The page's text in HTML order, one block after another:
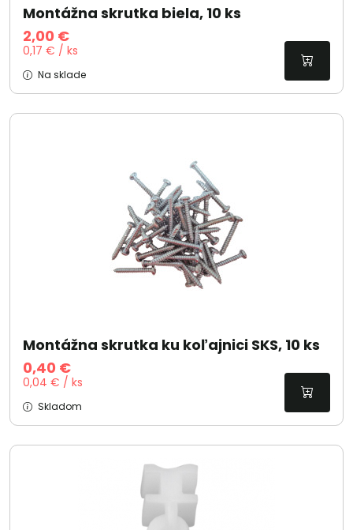
Montážna skrutka biela, 10 ks
2,00 €
0,17 € / ks
Na sklade
Montážna skrutka ku koľajnici SKS, 10 ks
0,40 €
0,04 € / ks
Skladom